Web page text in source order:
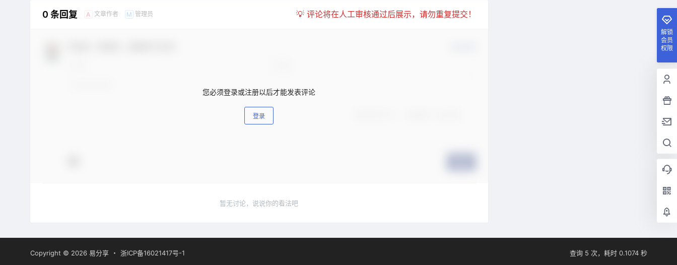
0 条回复 A 文章作者 M 管理员 💡 评论将在人工审核通过后展示，请勿重复提交！
您必须登录或注册以后才能发表评论
登录
暂无讨论，说说你的看法吧
解锁
会员
权限
Copyright © 2026易分享 ・ 浙ICP备16021417号-1 查询 5 次，耗时 0.1074 秒